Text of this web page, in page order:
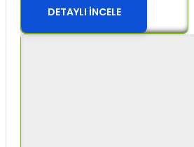
DETAYLI İNCELE